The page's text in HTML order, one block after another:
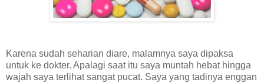
Karena sudah seharian diare, malamnya saya dipaksa
untuk ke dokter. Apalagi saat itu saya muntah hebat hingga
wajah saya terlihat sangat pucat. Saya yang tadinya enggan